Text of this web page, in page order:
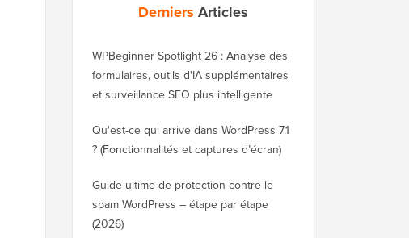
Derniers Articles
WPBeginner Spotlight 26 : Analyse des
formulaires, outils d'IA supplémentaires
et surveillance SEO plus intelligente
Qu'est-ce qui arrive dans WordPress 7.1
? (Fonctionnalités et captures d’écran)
Guide ultime de protection contre le
spam WordPress – étape par étape
(2026)